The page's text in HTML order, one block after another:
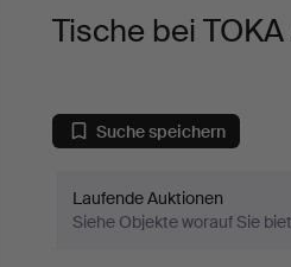
Tische bei
Suche speichern
Laufende Auktionen
Siehe Objekte worauf Sie